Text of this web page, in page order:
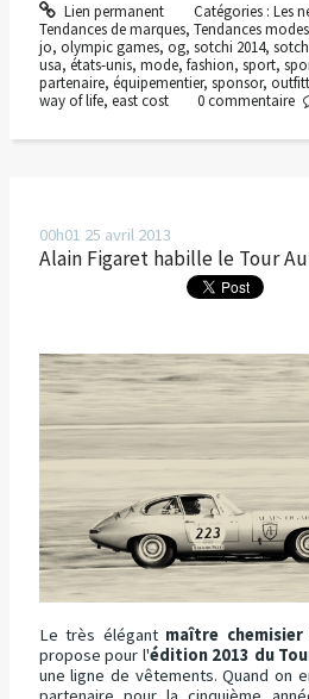
Lien permanent Catégories : Les
Tendances de marques, Tendances modes
jo, olympic games, og, sotchi 2014,
usa, états-unis, mode, fashion, sport,
partenaire, équipementier, sponsor,
way of life, east cost 0commentaire
00h01 25 avril 2013
Alain Figaret habille le Tour
Le très élégant maître chemisier
propose pour l'édition 2013 du
une ligne de vêtements. Quand on